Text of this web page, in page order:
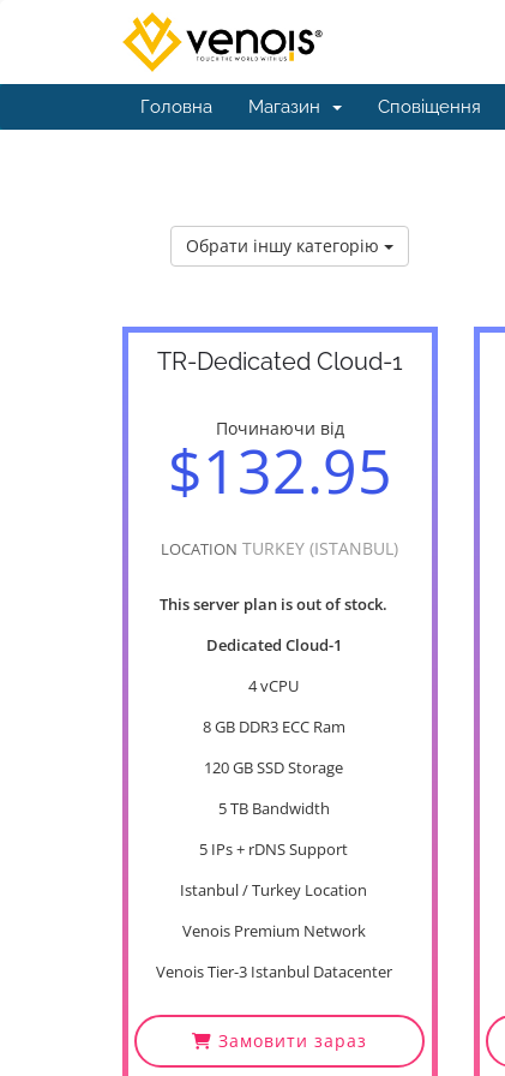
Головна Магазин Сповіщення
Обрати іншу категорію
TR-Dedicated Cloud-1
Починаючи від
$132.95
LOCATION TURKEY (ISTANBUL)
This server plan is out of stock.
Dedicated Cloud-1
4 vCPU
8 GB DDR3 ECC Ram
120 GB SSD Storage
5 TB Bandwidth
5 IPs + rDNS Support
Istanbul / Turkey Location
Venois Premium Network
Venois Tier-3 Istanbul Datacenter
Замовити зараз